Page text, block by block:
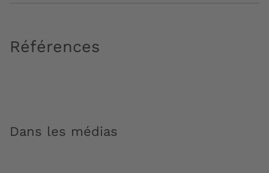
Références
Dans les médias